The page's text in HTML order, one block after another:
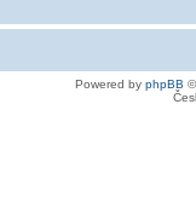
Powered by phpBB